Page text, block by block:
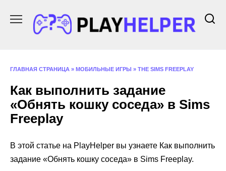
содержанию
ГЛАВНАЯ СТРАНИЦА » МОБИЛЬНЫЕ ИГРЫ » THE SIMS FREEPLAY
Как выполнить задание
«Обнять кошку соседа» в Sims
Freeplay
В этой статье на PlayHelper вы узнаете Как выполнить
задание «Обнять кошку соседа» в Sims Freeplay.